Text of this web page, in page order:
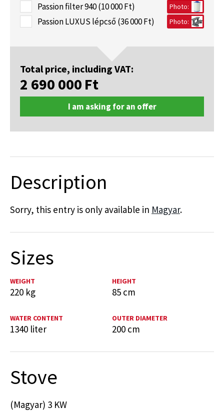
Passion filter 940 (10 000 Ft) Photo:
Passion LUXUS lépcső (36 000 Ft) Photo:
Total price, including VAT:
2 690 000 Ft
I am asking for an offer
Description
Sorry, this entry is only available in Magyar.
Sizes
WEIGHT
220 kg
HEIGHT
85 cm
WATER CONTENT
1340 liter
OUTER DIAMETER
200 cm
Stove
(Magyar) 3 KW